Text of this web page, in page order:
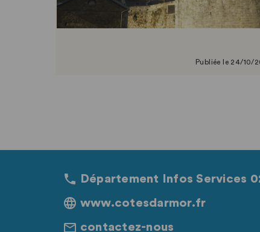
Publiée le 24/10/
Département Infos Services
www.cotesdarmor.fr
contactez-nous